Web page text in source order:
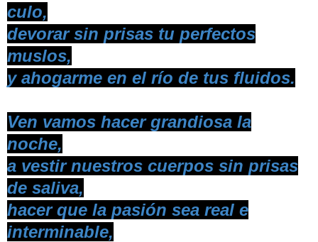
culo,
devorar sin prisas tu perfectos
muslos,
y ahogarme en el río de tus fluidos.
Ven vamos hacer grandiosa la
noche,
a vestir nuestros cuerpos sin prisas
de saliva,
hacer que la pasión sea real e
interminable,